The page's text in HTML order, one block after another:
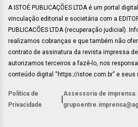
A ISTOÉ PUBLICAÇÕES LTDA é um portal
vinculação editorial e societária com a
PUBLICACÕES LTDA (recuperação judicial).
realizamos cobranças e que também não
contrato de assinatura da revista impressa
autorizamos terceiros a fazê-lo, nos
conteúdo digital “https://istoe.com.br” e
Política de
Privacidade
Assessoria de imprensa: